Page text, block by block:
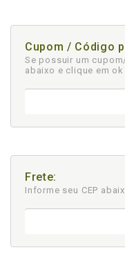
Cupom / Código
Se possuir um
abaixo e clique em ok
Frete:
Informe seu CEP